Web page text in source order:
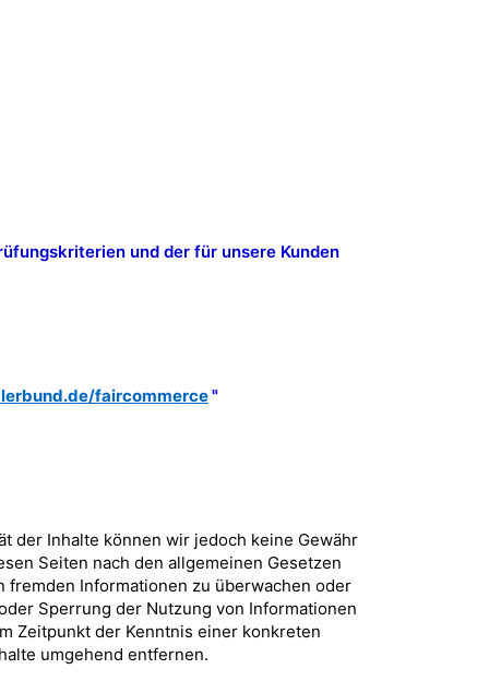
und der für unsere Kunden
faircommerce"
der Inhalte können wir jedoch keine Gewähr
Seiten nach den allgemeinen Gesetzen
Informationen zu überwachen oder
Sperrung der Nutzung von Informationen
Zeitpunkt der Kenntnis einer konkreten
umgehend entfernen.